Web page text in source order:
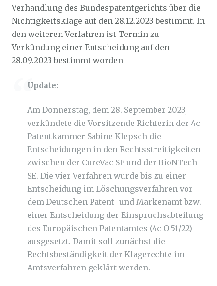
Verhandlung des Bundespatentgerichts über die
Nichtigkeitsklage auf den 28.12.2023 bestimmt. In
den weiteren Verfahren ist Termin zu
Verkündung einer Entscheidung auf den
28.09.2023 bestimmt worden.
Update:
Am Donnerstag, dem 28. September 2023,
verkündete die Vorsitzende Richterin der 4c.
Patentkammer Sabine Klepsch die
Entscheidungen in den Rechtsstreitigkeiten
zwischen der CureVac SE und der BioNTech
SE. Die vier Verfahren wurde bis zu einer
Entscheidung im Löschungsverfahren vor
dem Deutschen Patent- und Markenamt bzw.
einer Entscheidung der Einspruchsabteilung
des Europäischen Patentamtes (4c O 51/22)
ausgesetzt. Damit soll zunächst die
Rechtsbeständigkeit der Klagerechte im
Amtsverfahren geklärt werden.